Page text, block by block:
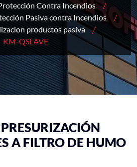
Contra Incendios
Pasiva contra Incendios
productos pasiva
KM-QSLAVE
A FILTRO DE HUMO